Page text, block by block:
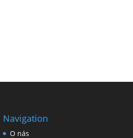
Navigation
O nás